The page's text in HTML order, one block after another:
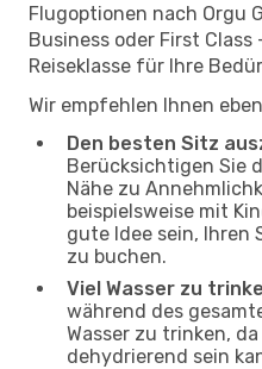
Flugoptionen nach Orgu
Business oder First
Reiseklasse für Ihre
Wir empfehlen Ihnen
Den besten Sitz
Berücksichtigen Sie
Nähe zu
beispielsweise mit
gute Idee sein, Ihren
zu buchen.
Viel Wasser zu
während des
Wasser zu trinken,
dehydrierend sein